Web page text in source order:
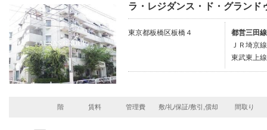
ラ・レジダンス・ド・グランド
東京都板橋区板橋４
都営三田
ＪＲ埼京
東武東上
階 賃料 管理費 敷/礼/保証/敷引,償却 間取り